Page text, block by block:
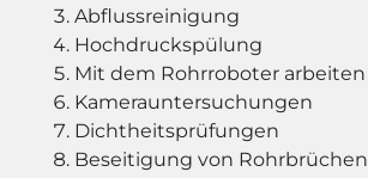
Abflussreinigung
Hochdruckspülung
Mit dem Rohrroboter arbeiten
Kamerauntersuchungen
Dichtheitsprüfungen
Beseitigung von Rohrbrüchen